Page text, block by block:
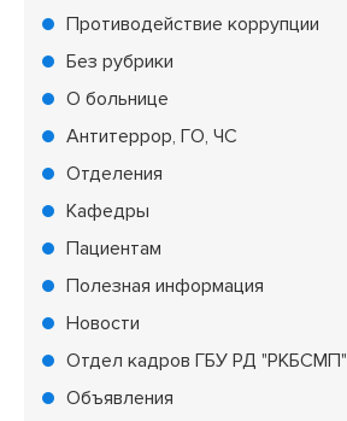
Противодействие коррупции
Без рубрики
О больнице
Антитеррор, ГО, ЧС
Отделения
Кафедры
Пациентам
Полезная информация
Новости
Отдел кадров ГБУ РД "РКБСМП"
Объявления